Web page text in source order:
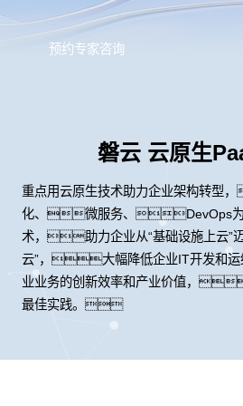
预约专家咨询
磐云 云原生
重点用云原生技术助力企业架构转
化、微服务、DevOps为
术，助力企业从“基础设施上云”
云”，大幅降低企业IT开发和
业业务的创新效率和产业价值，
最佳实践。